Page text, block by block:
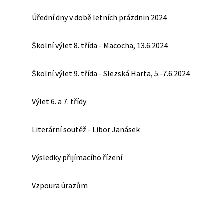
Úřední dny v době letních prázdnin 2024
Školní výlet 8. třída - Macocha, 13.6.2024
Školní výlet 9. třída - Slezská Harta, 5.-7.6.2024
Výlet 6. a 7. třídy
Literární soutěž - Libor Janásek
Výsledky přijímacího řízení
Vzpoura úrazům